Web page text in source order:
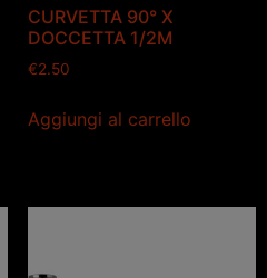
CURVETTA 90° X
DOCCETTA 1/2M
€2.50
Aggiungi al carrello